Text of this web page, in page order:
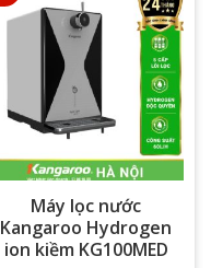
Máy lọc nước
Kangaroo Hydrogen
ion kiềm KG100MED